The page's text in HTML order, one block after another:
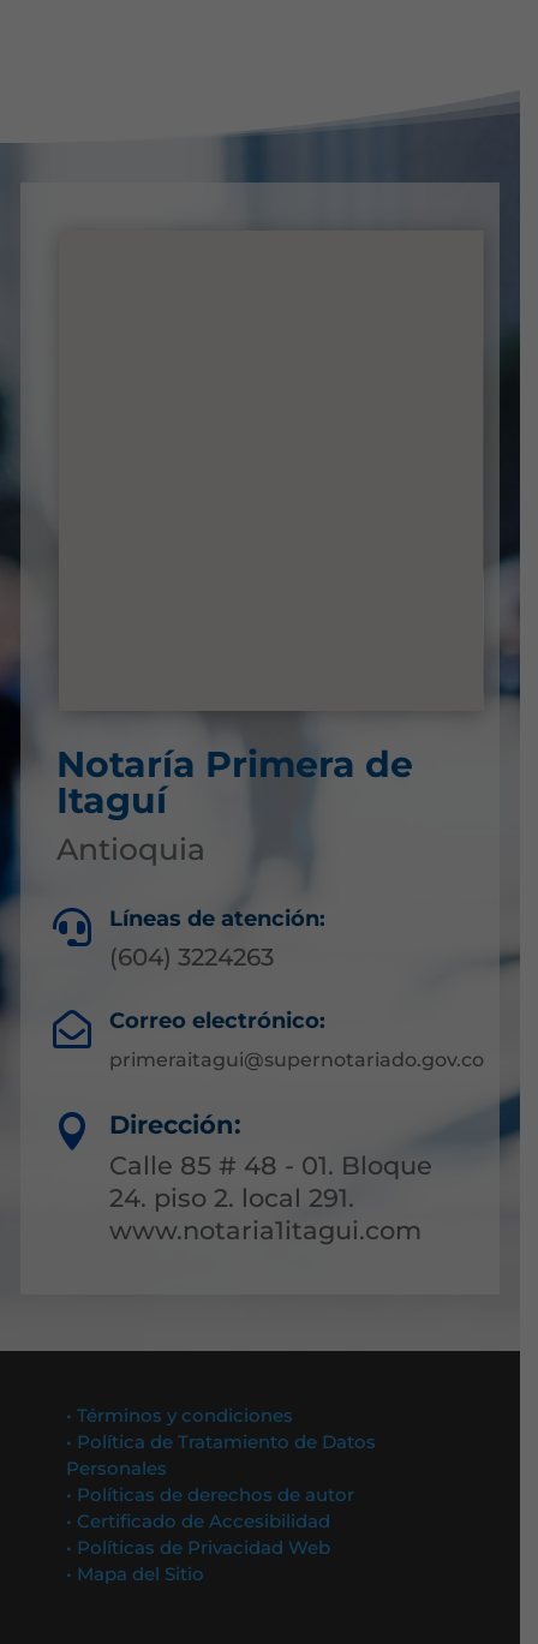
Notaría Primera de
Itaguí
Antioquia
 Líneas de atención:
(604) 3224263
 Correo electrónico:
primeraitagui@supernotariado.gov.co

Dirección:
Calle 85 # 48 - 01. Bloque
24. piso 2. local 291.
www.notaria1itagui.com
• Términos y condiciones
• Política de Tratamiento de Datos
Personales
• Políticas de derechos de autor
• Certificado de Accesibilidad
• Políticas de Privacidad Web
• Mapa del Sitio